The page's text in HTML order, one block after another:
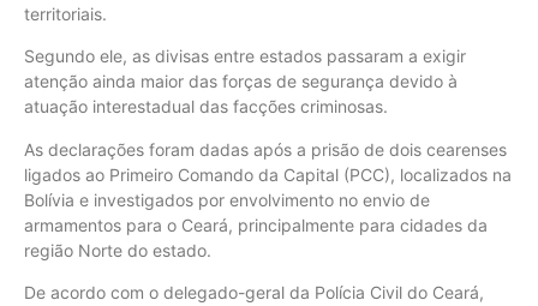
territoriais.
Segundo ele, as divisas entre estados passaram a exigir
atenção ainda maior das forças de segurança devido à
atuação interestadual das facções criminosas.
As declarações foram dadas após a prisão de dois cearenses
ligados ao Primeiro Comando da Capital (PCC), localizados na
Bolívia e investigados por envolvimento no envio de
armamentos para o Ceará, principalmente para cidades da
região Norte do estado.
De acordo com o delegado-geral da Polícia Civil do Ceará,